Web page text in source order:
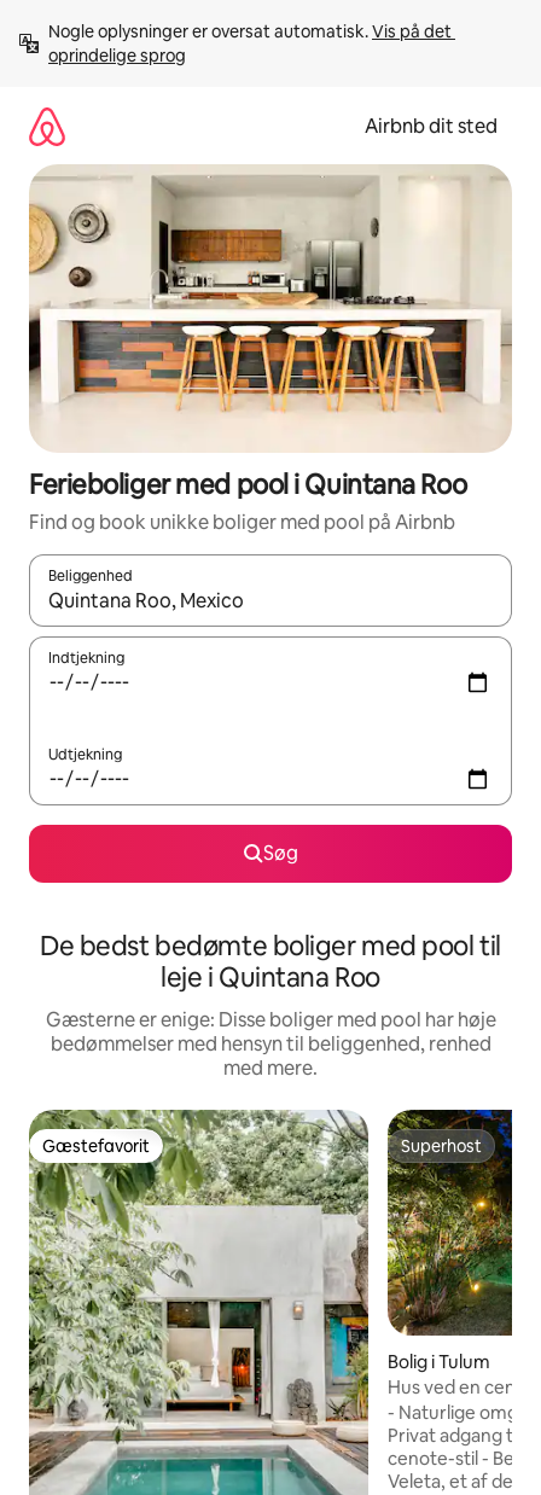
videre
Nogle oplysninger er oversat automatisk. Vis på det
oprindelige sprog
Airbnb dit sted
Ferieboliger med pool i Quintana Roo
Find og book unikke boliger med pool på Airbnb
Beliggenhed
Når resultaterne er tilgængelige, skal du navigere med
Indtjekning
Udtjekning
Søg
De bedst bedømte boliger med pool til
leje i Quintana Roo
Gæsterne er enige: Disse boliger med pool har høje
bedømmelser med hensyn til beliggenhed, renhed
med mere.
Gæstefavorit
Gæstefavorit Superhost
Superhost
Bolig i Tulum
Hus ved en
- Naturlige
Privat adgang til
cenote-stil -
Veleta, et af de